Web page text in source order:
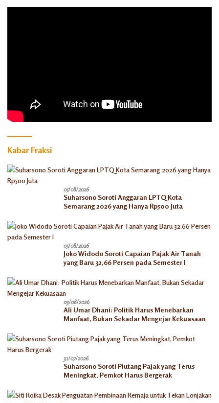
Kabar Fraksi
05/08/2026
Suharsono Soroti Anggaran LPTQ Kota
Semarang 2026 yang Hanya Rp500 Juta
05/08/2026
Joko Widodo Soroti Capaian Pajak Air Tanah
yang Baru 32,66 Persen pada Semester I
03/08/2026
Ali Umar Dhani: Politik Harus Menebarkan
Manfaat, Bukan Sekadar Mengejar Kekuasaan
31/07/2026
Suharsono Soroti Piutang Pajak yang Terus
Meningkat, Pemkot Harus Bergerak